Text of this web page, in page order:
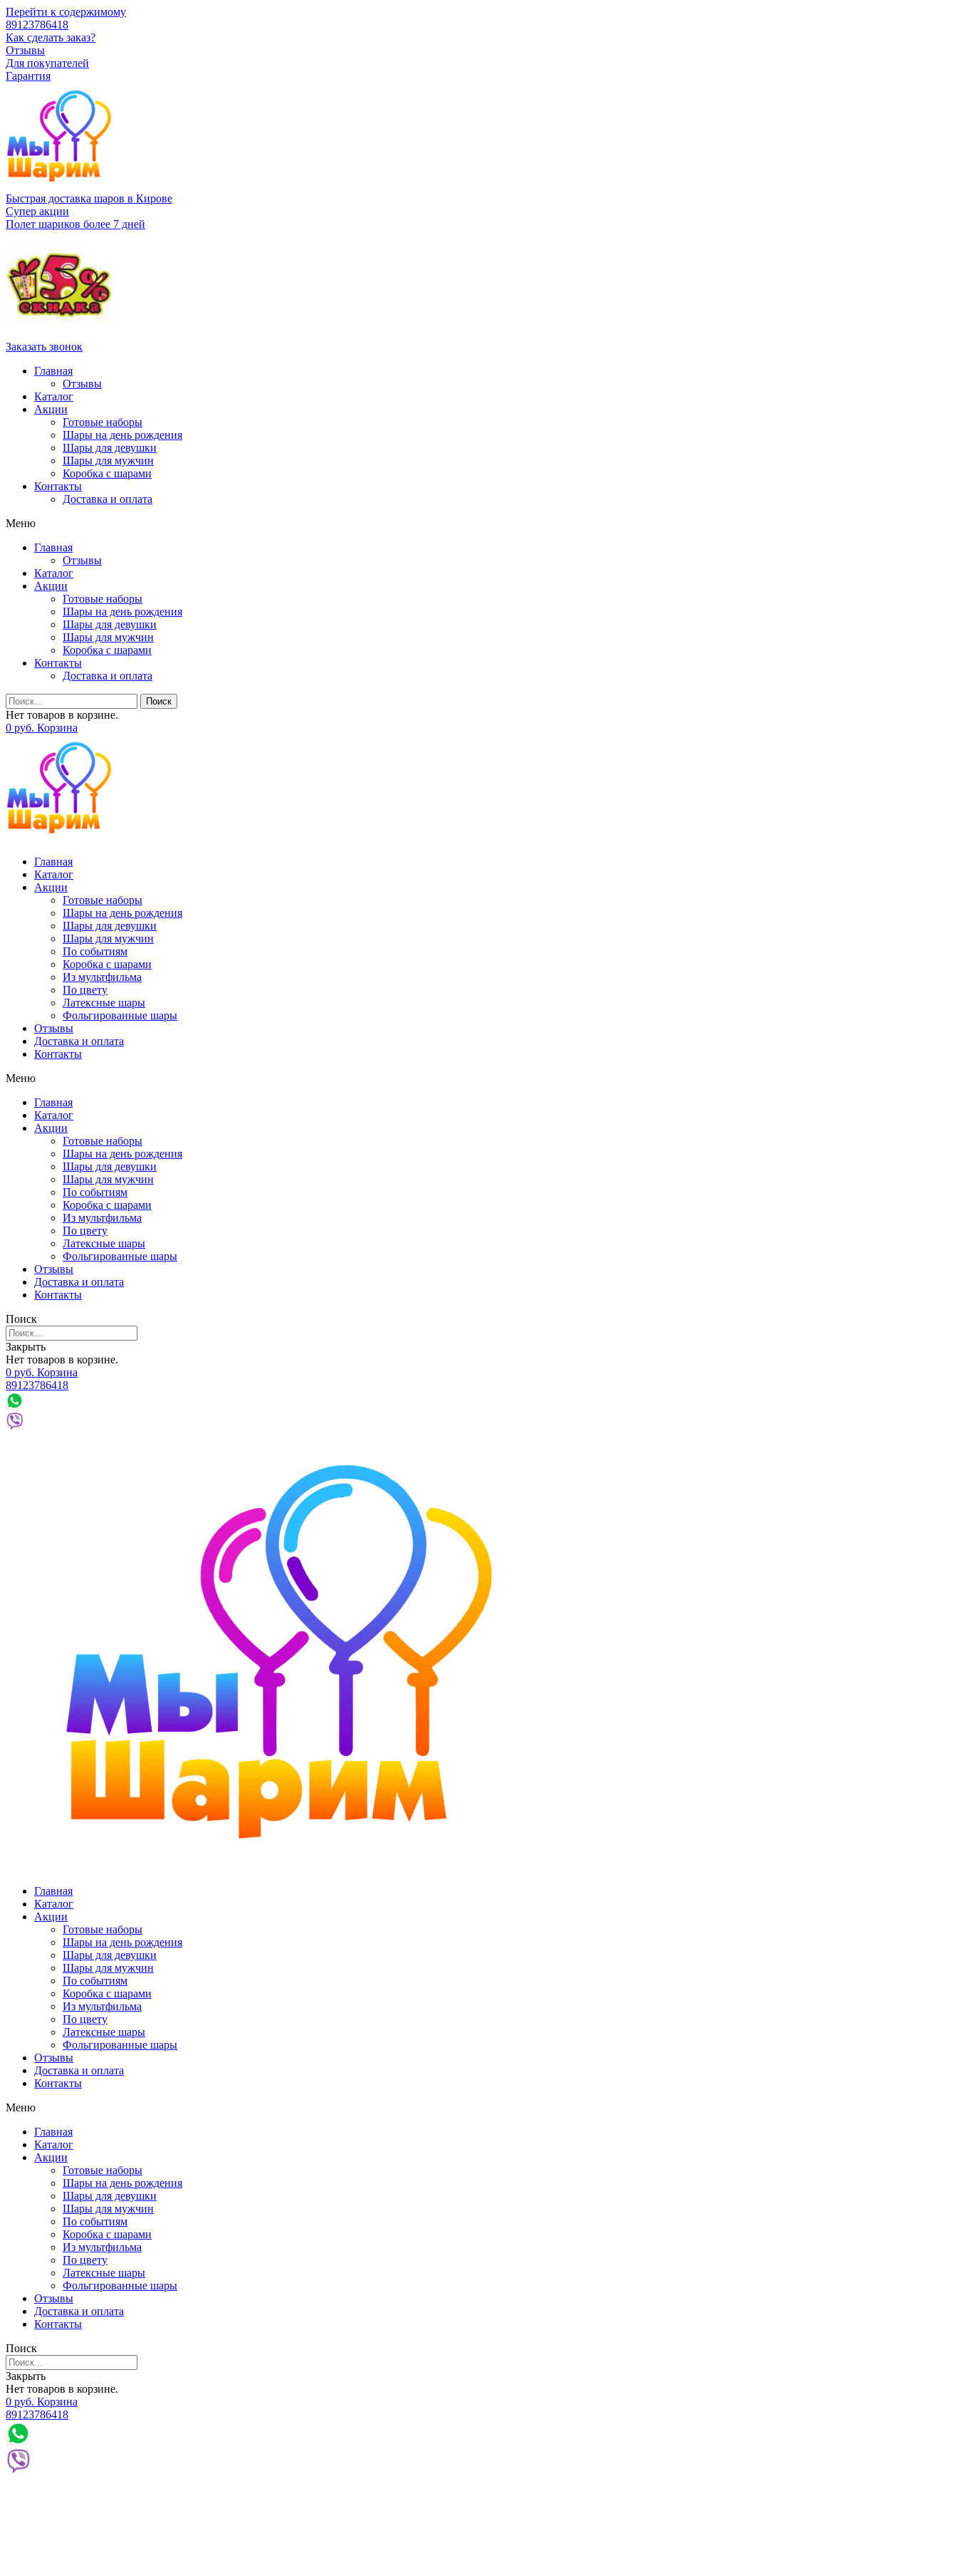
Перейти к содержимому
89123786418
Как сделать заказ?
Отзывы
Для покупателей
Гарантия
Быстрая доставка шаров в Кирове
Супер акции
Полет шариков более 7 дней
Заказать звонок
Главная
Отзывы
Каталог
Акции
Готовые наборы
Шары на день рождения
Шары для девушки
Шары для мужчин
Коробка с шарами
Контакты
Доставка и оплата
Меню
Главная
Отзывы
Каталог
Акции
Готовые наборы
Шары на день рождения
Шары для девушки
Шары для мужчин
Коробка с шарами
Контакты
Доставка и оплата
Поиск
Нет товаров в корзине.
0 руб. Корзина
Главная
Каталог
Акции
Готовые наборы
Шары на день рождения
Шары для девушки
Шары для мужчин
По событиям
Коробка с шарами
Из мультфильма
По цвету
Латексные шары
Фольгированные шары
Отзывы
Доставка и оплата
Контакты
Меню
Главная
Каталог
Акции
Готовые наборы
Шары на день рождения
Шары для девушки
Шары для мужчин
По событиям
Коробка с шарами
Из мультфильма
По цвету
Латексные шары
Фольгированные шары
Отзывы
Доставка и оплата
Контакты
Поиск
Закрыть
Нет товаров в корзине.
0 руб. Корзина
89123786418
Главная
Каталог
Акции
Готовые наборы
Шары на день рождения
Шары для девушки
Шары для мужчин
По событиям
Коробка с шарами
Из мультфильма
По цвету
Латексные шары
Фольгированные шары
Отзывы
Доставка и оплата
Контакты
Меню
Главная
Каталог
Акции
Готовые наборы
Шары на день рождения
Шары для девушки
Шары для мужчин
По событиям
Коробка с шарами
Из мультфильма
По цвету
Латексные шары
Фольгированные шары
Отзывы
Доставка и оплата
Контакты
Поиск
Закрыть
Нет товаров в корзине.
0 руб. Корзина
89123786418